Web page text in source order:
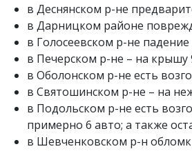
в Деснянском р-не
в Дарницком районе
в Голосеевском р-не
в Печерском р-не – на
в Оболонском р-не есть
в Святошинском р-не – на
в Подольском р-не есть
примерно 6 авто; а также
в Шевченковском р-н